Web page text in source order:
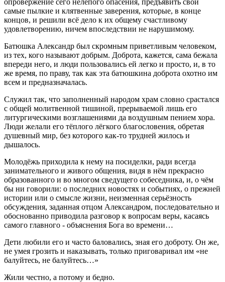
самые пылкие и клятвенные заверения, которые, в конце
концов, и решили всё дело к их общему счастливому
удовлетворению, ничем впоследствии не нарушимому.
Батюшка Александр был скромным приветливым человеком,
из тех, кого называют добрым. Доброта, кажется, сама бежала
впереди него, и люди пользовались ей легко и просто, и, в то
же время, по праву, так как эта батюшкина доброта охотно им
всем и предназначалась.
Служил так, что заполненный народом храм словно срастался
с общей молитвенной тишиной, прерываемой лишь его
литургическими возглашениями да воздушным пением хора.
Люди желали его тёплого лёгкого благословения, обретая
душевный мир, без которого как-то трудней жилось и
дышалось.
Молодёжь приходила к нему на посиделки, ради всегда
занимательного и живого общения, видя в нём прекрасно
образованного и во многом сведущего собеседника, и, о чём
бы ни говорили: о последних новостях и событиях, о прежней
истории или о смысле жизни, неизменная серьёзность
обсуждения, заданная отцом Александром, последовательно и
обоснованно приводила разговор к вопросам веры, касаясь
самого главного - объяснения Бога во времени…
Дети любили его и часто баловались, зная его доброту. Он же,
не умея грозить и наказывать, только приговаривал им «не
балуйтесь, не балуйтесь…»
Жили честно, а потому и бедно.